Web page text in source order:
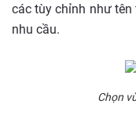
các tùy chỉnh như tên
nhu cầu.
Chọn